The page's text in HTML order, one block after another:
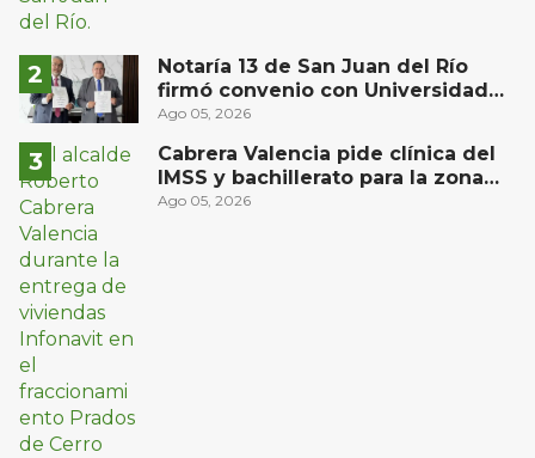
Notaría 13 de San Juan del Río
firmó convenio con Universidad
Privada del Bajío para recibir
Ago 05, 2026
Cabrera Valencia pide clínica del
IMSS y bachillerato para la zona
oriente de San Juan del Río
Ago 05, 2026